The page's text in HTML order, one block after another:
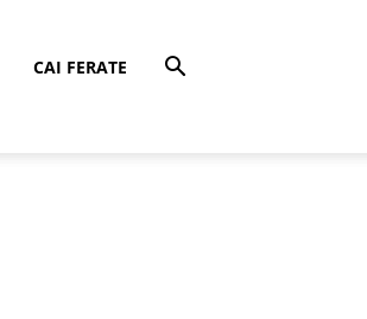
CAI FERATE